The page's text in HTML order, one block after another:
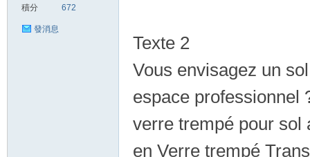
積分 672
發消息
Texte 2
Vous envisagez un
espace professionnel
verre trempé pour sol
en Verre trempé